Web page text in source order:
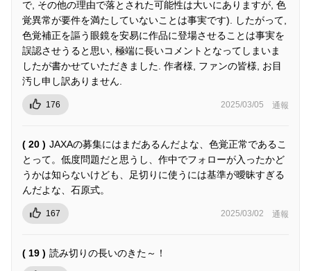
で, その他の理由で落とされた可能性は大いにありますが, 色
覚異常が要件を満たしていないことは事実です). したがって,
色覚補正を謳う眼鏡を安易に作品に登場させることは事実を
誤認させうると思い, 極端に長いコメントとなってしまいま
したが書かせていただきました. 作者様, ファンの皆様, お目
汚し申し訳ありません.
176 2025/03/05 通報
( 20 ) JAXAの募集にはまだあるんだよな、色覚正常であるこ
とって。低度問題だと思うし、作中でフォローが入ったかど
うかは知らないけども、足切りに使うには基準が曖昧すぎる
んだよな、石原式。
167 2025/03/02 通報
( 19 ) 読み切りの長いのきた～！